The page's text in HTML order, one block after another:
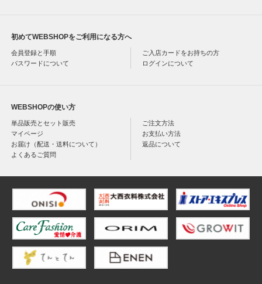
初めてWEBSHOPをご利用になる方へ
会員登録と手順
ご入店カードをお持ちの方
パスワードについて
ログインについて
WEBSHOPの使い方
単品販売とセット販売
ご注文方法
マイページ
お支払い方法
お届け（配送・送料について）
返品について
よくあるご質問